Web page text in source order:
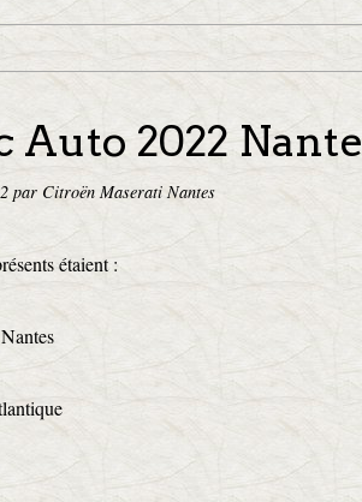
Auto 2022
par Citroën Maserati Nantes
étaient :